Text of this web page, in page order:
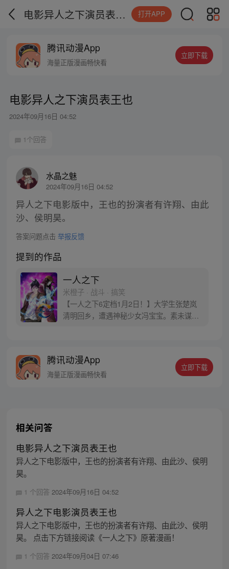
电影异人之下演员表王也 打开APP
腾讯动漫App
海量正版漫画畅快看
立即下载
电影异人之下演员表王也
2024年09月16日 04:52
1个回答
水晶之魅
2024年09月16日 04:52
异人之下电影版中，王也的扮演者有许翔、由此
沙、侯明昊。
答案问题点击 举报反馈
提到的作品
一人之下
米橙子 · 战斗 · 搞笑
【一人之下6定档1月2日！】大学生张楚岚
清明回乡，遭遇神秘少女冯宝宝。素未谋面
密，张楚岚的生活被彻底颠覆，与冯宝宝一
同踏上“异人”之旅。
腾讯动漫App
海量正版漫画畅快看
立即下载
相关问答
电影异人之下演员表王也
异人之下电影版中，王也的扮演者有许翔、由此沙、侯明
昊。
1 个回答 2024年09月16日 04:52
异人之下电影演员表王也
异人之下电影版中，王也的扮演者有许翔、由此沙、侯明
昊。 点击下方链接阅读《一人之下》原著漫画！
1 个回答 2024年09月04日 07:46